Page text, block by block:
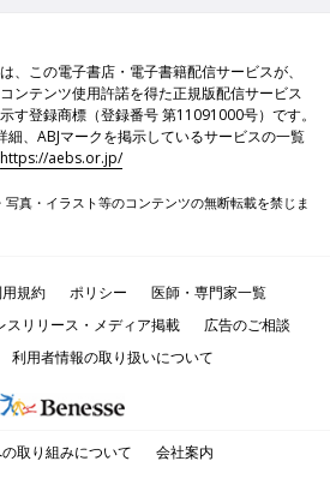
、この電子書店・電子書籍配信サービスが、
ンテンツ使用許諾を得た正規版配信サービス
す登録商標（登録番号 第11091000号）です。
細、ABJマークを掲示しているサービスの一覧
https://aebs.or.jp/
真・イラスト等のコンテンツの無断転載を禁じま
規約 ポリシー
医師・専門家一覧
スリリース・メディア掲載
広告のご相談
利用者情報の取り扱いについて
取り組みについて 会社案内